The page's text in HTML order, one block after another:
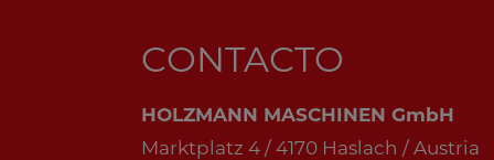
CONTACTO
HOLZMANN MASCHINEN GmbH
Marktplatz 4 / 4170 Haslach / Austria